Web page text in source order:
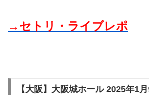
→セトリ・ライブレポ
【大阪】大阪城ホール 2025年1